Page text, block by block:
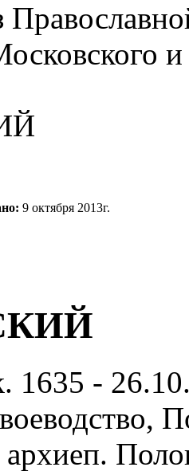
9 октября 2013г.
1635 -